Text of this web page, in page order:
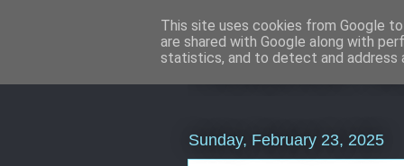
Katalizátor
Sunday, February 23, 2025
This site uses cookies from Google
are shared with Google along with
statistics, and to detect and address